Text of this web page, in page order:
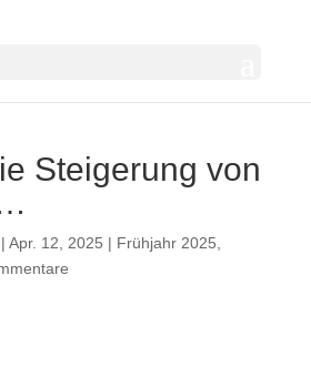
Steigerung von
Apr. 12, 2025 | Frühjahr 2025